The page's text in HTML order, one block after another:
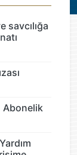
savcılığa
Abonelik